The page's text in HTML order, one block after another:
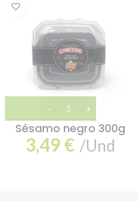
Sésamo negro 300g
3,49€ /Und